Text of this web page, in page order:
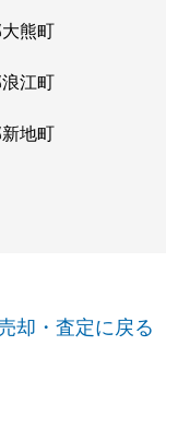
熊町
江町
地町
却・査定に戻る